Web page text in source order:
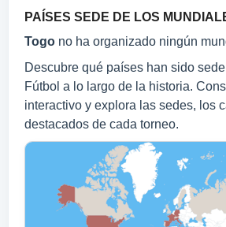
PAÍSES SEDE DE LOS
Togo no ha organizado ningún
Descubre qué países han sido
Fútbol a lo largo de la historia.
interactivo y explora las sedes, los
destacados de cada torneo.